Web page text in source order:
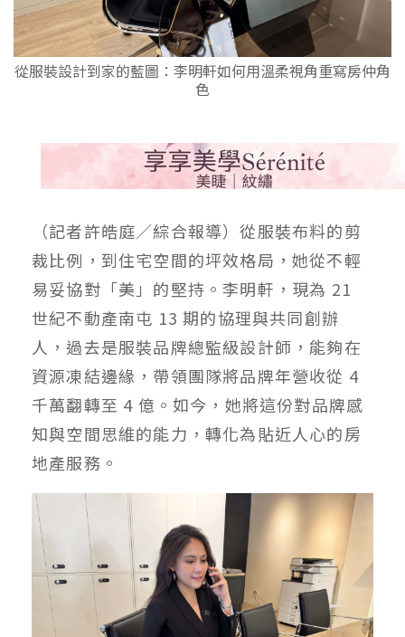
從服裝設計到家的藍圖：李明軒如何用溫柔視角重寫房仲角
色
（記者許皓庭／綜合報導）從服裝布料的剪
裁比例，到住宅空間的坪效格局，她從不輕
易妥協對「美」的堅持。李明軒，現為 21
世紀不動產南屯 13 期的協理與共同創辦
人，過去是服裝品牌總監級設計師，能夠在
資源凍結邊緣，帶領團隊將品牌年營收從 4
千萬翻轉至 4 億。如今，她將這份對品牌感
知與空間思維的能力，轉化為貼近人心的房
地產服務。